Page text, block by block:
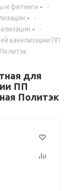
и фитинги
-
-
-
канализации ПП
для
ПП
Политэк